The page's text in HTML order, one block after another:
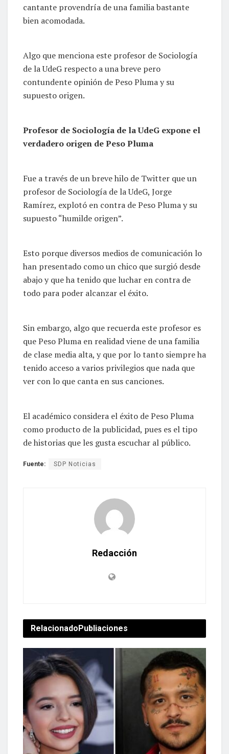
cantante provendría de una familia bastante
bien acomodada.
Algo que menciona este profesor de Sociología
de la UdeG respecto a una breve pero
contundente opinión de Peso Pluma y su
supuesto origen.
Profesor de Sociología de la UdeG expone el
verdadero origen de Peso Pluma
Fue a través de un breve hilo de Twitter que un
profesor de Sociología de la UdeG, Jorge
Ramírez, explotó en contra de Peso Pluma y su
supuesto “humilde origen”.
Esto porque diversos medios de comunicación lo
han presentado como un chico que surgió desde
abajo y que ha tenido que luchar en contra de
todo para poder alcanzar el éxito.
Sin embargo, algo que recuerda este profesor es
que Peso Pluma en realidad viene de una familia
de clase media alta, y que por lo tanto siempre ha
tenido acceso a varios privilegios que nada que
ver con lo que canta en sus canciones.
El académico considera el éxito de Peso Pluma
como producto de la publicidad, pues es el tipo
de historias que les gusta escuchar al público.
Fuente: SDP Noticias
Redacción
RelacionadoPubliaciones